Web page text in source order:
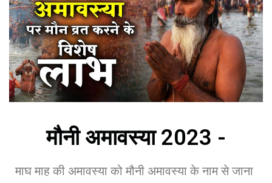
मौनी अमावस्या 2023 -
माघ माह की अमावस्या को मौनी अमावस्या के नाम से जाना